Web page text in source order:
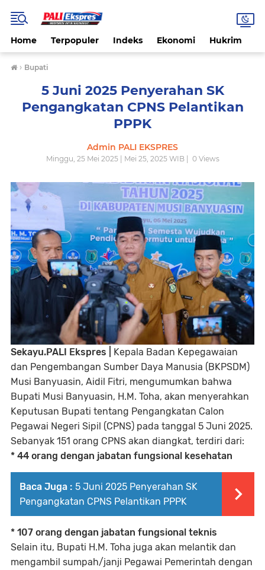
Home Terpopuler Indeks Ekonomi Hukrim
› Bupati
5 Juni 2025 Penyerahan SK
Pengangkatan CPNS Pelantikan
PPPK
Admin PALI EKSPRES
Minggu, 25 Mei 2025 | Mei 25, 2025 WIB | 0Views
Sekayu.PALI Ekspres |
Kepala Badan Kepegawaian
dan Pengembangan Sumber Daya Manusia (BKPSDM)
Musi Banyuasin, Aidil Fitri, mengumumkan bahwa
Bupati Musi Banyuasin, H.M. Toha, akan menyerahkan
Keputusan Bupati tentang Pengangkatan Calon
Pegawai Negeri Sipil (CPNS) pada tanggal 5 Juni 2025.
Sebanyak 151 orang CPNS akan diangkat, terdiri dari:
* 44 orang dengan jabatan fungsional kesehatan
Baca Juga : 5 Juni 2025 Penyerahan SK
Pengangkatan CPNS Pelantikan PPPK
* 107 orang dengan jabatan fungsional teknis
Selain itu, Bupati H.M. Toha juga akan melantik dan
mengambil sumpah/janji Pegawai Pemerintah dengan